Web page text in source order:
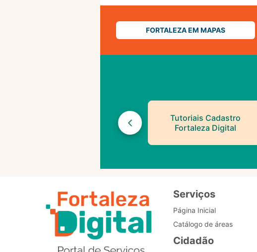
FORTALEZA EM MAPAS
Tutoriais Cadastro
Fortaleza Digital
Serviços
Página Inicial
Catálogo de áreas
Cidadão